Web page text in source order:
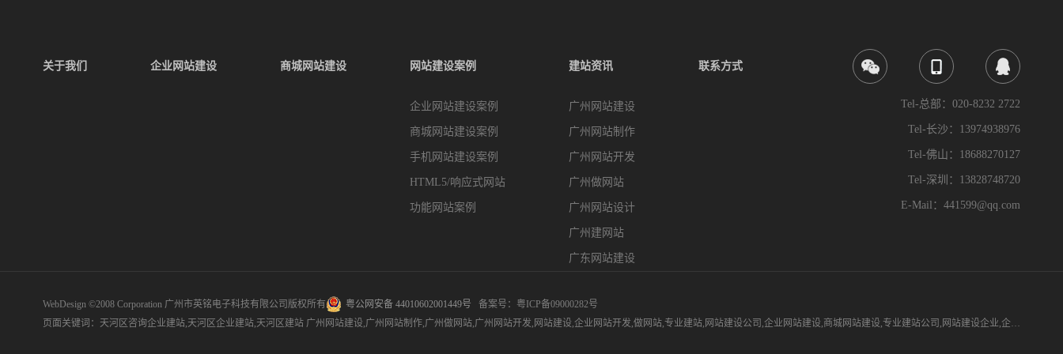
关于我们 企业网站建设 商城网站建设 网站建设案例
企业网站建设案例
商城网站建设案例
手机网站建设案例
HTML5/响应式网站
功能网站案例
建站资讯
广州网站建设
广州网站制作
广州网站开发
广州做网站
广州网站设计
广州建网站
广东网站建设
联系方式
Tel-总部：020-8232 2722
Tel-长沙：13974938976
Tel-佛山：18688270127
Tel-深圳：13828748720
E-Mail：441599@qq.com
WebDesign ©2008 Corporation 广州市英铭电子科技有限公司版权所有 粤公网安备 44010602001449号 备案号： 粤ICP备09000282号
页面关键词：天河区咨询企业建站,天河区企业建站,天河区建站 广州网站建设,广州网站制作,广州做网站,广州网站开发, 网站建设,企业网站开发,做网站,专业建站, 网站建设公司 ,企业网站建设,商城网站建设,专业建站公司 , 网站建设企业,企业网站开发